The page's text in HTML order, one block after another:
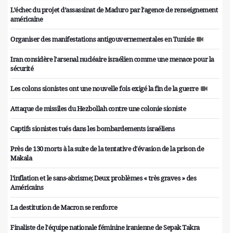
L’échec du projet d’assassinat de Maduro par l’agence de renseignement
américaine
Organiser des manifestations antigouvernementales en Tunisie
Iran considère l'arsenal nucléaire israélien comme une menace pour la
sécurité
Les colons sionistes ont une nouvelle fois exigé la fin de la guerre
Attaque de missiles du Hezbollah contre une colonie sioniste
Captifs sionistes tués dans les bombardements israéliens
Près de 130 morts à la suite de la tentative d'évasion de la prison de
Makala
l'inflation et le sans-abrisme; Deux problèmes « très graves » des
Américains
La destitution de Macron se renforce
Finaliste de l'équipe nationale féminine iranienne de Sepak Takra